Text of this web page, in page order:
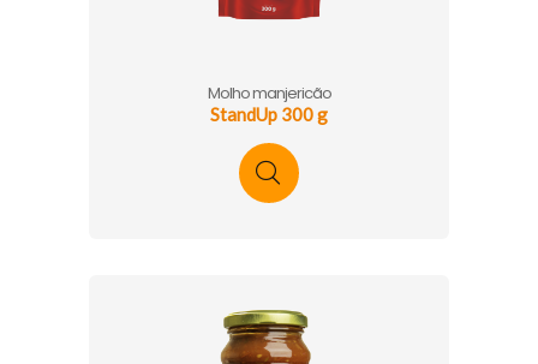
Molho manjericão
StandUp 300 g